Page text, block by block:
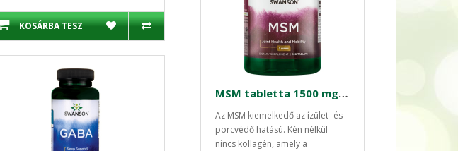
KOSÁRBA TESZ
MSM tabletta 1500 mg / 120 tabletta Swanson
Az MSM kiemelkedő az ízület- és
porcvédő hatású. Kén nélkül
nincs kollagén, amely a